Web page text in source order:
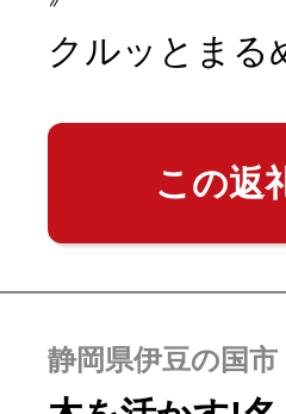
クルッとまる
この返
静岡県伊豆の国市